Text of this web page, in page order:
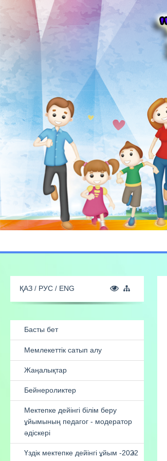
ҚАЗ РУС ENG
Басты бет
Мемлекеттік сатып алу
Жаңалықтар
Бейнероликтер
Мектепке дейінгі білім беру